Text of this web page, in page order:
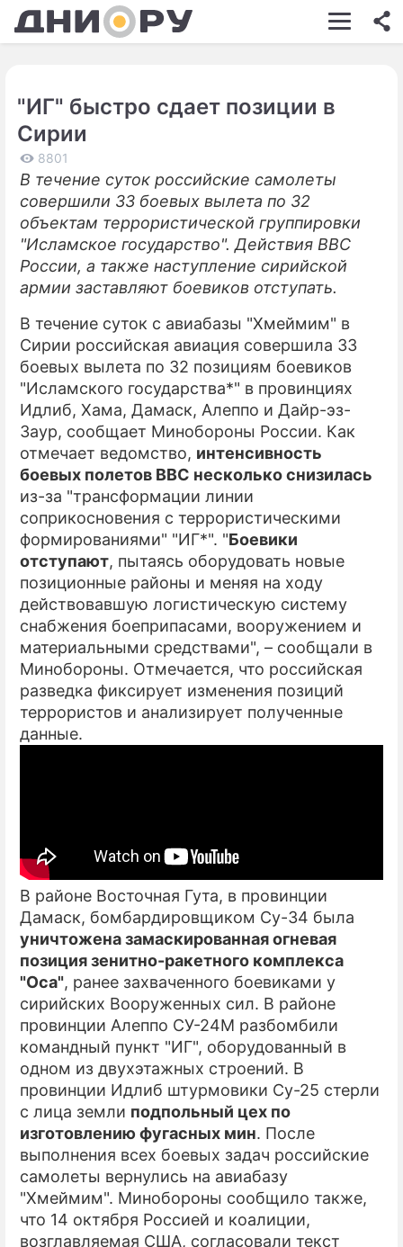
ШОУ-БИЗНЕС
КИНО
ЗДОРОВЬЕ
ЭКОНОМИКА
ПРОИСШЕСТВИЯ
СОННИК
СТИЛЬ ЖИЗНИ
СЕРИАЛЫ
ИГРЫ
ПРЕСС-РЕЛИЗЫ
О ПРОЕКТЕ
"ИГ" быстро сдает позиции в
Сирии
8801
В течение суток российские самолеты
совершили 33 боевых вылета по 32
объектам террористической группировки
"Исламское государство". Действия ВВС
России, а также наступление сирийской
армии заставляют боевиков отступать.
В течение суток с авиабазы "Хмеймим" в
Сирии российская авиация совершила 33
боевых вылета по 32 позициям боевиков
"Исламского государства*" в провинциях
Идлиб, Хама, Дамаск, Алеппо и Дайр-эз-
Заур, сообщает Минобороны России. Как
отмечает ведомство, интенсивность
боевых полетов ВВС несколько снизилась
из-за "трансформации линии
соприкосновения с террористическими
формированиями" "ИГ*". "Боевики
отступают, пытаясь оборудовать новые
позиционные районы и меняя на ходу
действовавшую логистическую систему
снабжения боеприпасами, вооружением и
материальными средствами", – сообщали в
Минобороны. Отмечается, что российская
разведка фиксирует изменения позиций
террористов и анализирует полученные
данные.
В районе Восточная Гута, в провинции
Дамаск, бомбардировщиком Су-34 была
уничтожена замаскированная огневая
позиция зенитно-ракетного комплекса
"Оса", ранее захваченного боевиками у
сирийских Вооруженных сил. В районе
провинции Алеппо СУ-24М разбомбили
командный пункт "ИГ", оборудованный в
одном из двухэтажных строений. В
провинции Идлиб штурмовики Су-25 стерли
с лица земли подпольный цех по
изготовлению фугасных мин. После
выполнения всех боевых задач российские
самолеты вернулись на авиабазу
"Хмеймим". Минобороны сообщило также,
что 14 октября Россией и коалиции,
возглавляемая США, согласовали текст